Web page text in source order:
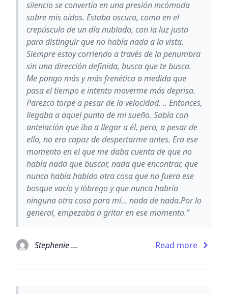
silencio se convertía en una presión incómoda
sobre mis oídos. Estaba oscuro, como en el
crepúsculo de un día nublado, con la luz justa
para distinguir que no había nada a la vista.
Siempre estoy corriendo a través de la penumbra
sin una dirección definida, busca que te busca.
Me pongo más y más frenética a medida que
pasa el tiempo e intento moverme más deprisa.
Parezco torpe a pesar de la velocidad. .. Entonces,
llegaba a aquel punto de mi sueño. Sabía con
antelación que iba a llegar a él, pero, a pesar de
ello, no era capaz de despertarme antes. Era ese
momento en el que me daba cuenta de que no
había nada que buscar, nada que encontrar, que
nunca había habido otra cosa que no fuera ese
bosque vacío y lóbrego y que nunca habría
ninguna otra cosa para mí... nada de nada.Por lo
general, empezaba a gritar en ese momento.”
Stephenie Meyer Read more